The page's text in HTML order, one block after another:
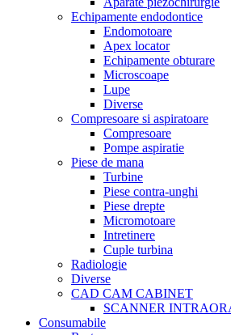
Echipamente endodontice
Endomotoare
Apex locator
Echipamente obturare
Microscoape
Lupe
Diverse
Compresoare si aspiratoare
Compresoare
Pompe aspiratie
Piese de mana
Turbine
Piese contra-unghi
Piese drepte
Micromotoare
Intretinere
Cuple turbina
Radiologie
Diverse
CAD CAM CABINET
SCANNER
Consumabile